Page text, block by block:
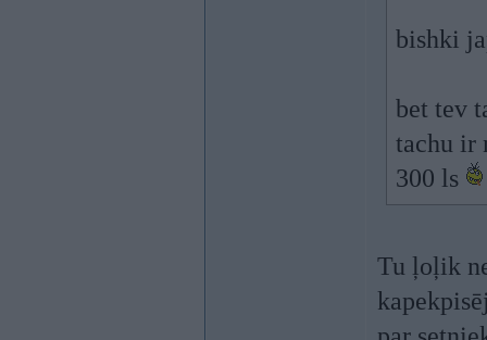
bishki
bet tev
tachu ir
300 ls
Tu ļoļik